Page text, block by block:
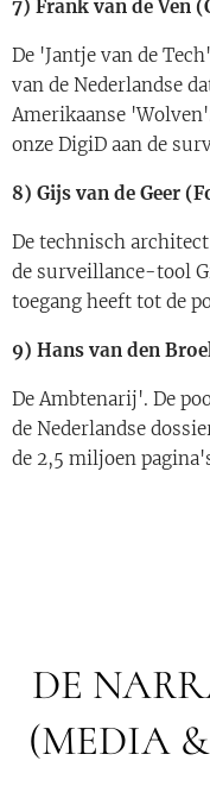
7) Frank van de Ven
De 'Jantje van de
van de Nederlandse
Amerikaanse
onze DigiD aan de
8) Gijs van de Geer
De technisch
de surveillance-tool
toegang heeft tot de
9) Hans van den
De Ambtenarij'. De
de Nederlandse
de 2,5 miljoen
DE
(MEDIA